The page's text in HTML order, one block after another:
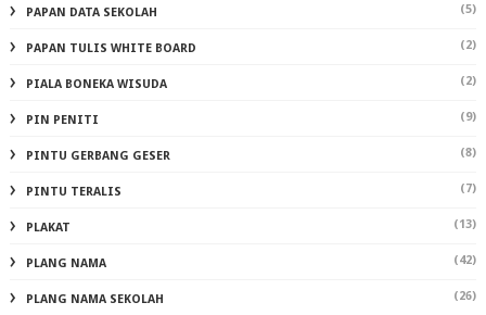
PAPAN DATA SEKOLAH (5)
PAPAN TULIS WHITE BOARD (2)
PIALA BONEKA WISUDA (2)
PIN PENITI (9)
PINTU GERBANG GESER (8)
PINTU TERALIS (7)
PLAKAT (13)
PLANG NAMA (42)
PLANG NAMA SEKOLAH (26)